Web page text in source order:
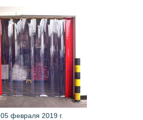
05 февраля 2019 г.